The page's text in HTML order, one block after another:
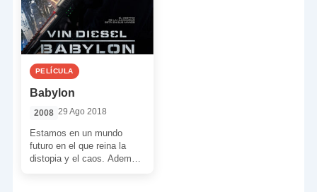
PELÍCULA
Babylon
2008 29 Ago 2018
Estamos en un mundo
futuro en el que reina la
distopia y el caos. Además,